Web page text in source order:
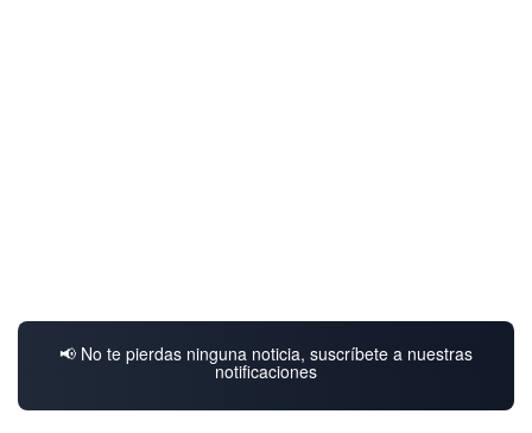
📢 No te pierdas ninguna noticia, suscríbete a nuestras
notificaciones